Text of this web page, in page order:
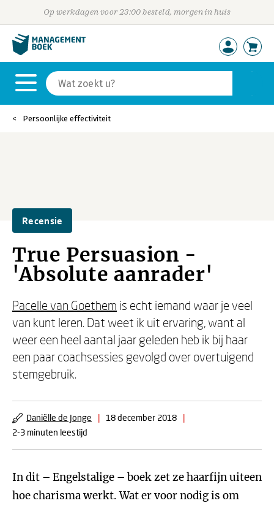
Op werkdagen voor 23:00 besteld, morgen in huis
Persoonlijke effectiviteit
Recensie
True Persuasion -
'Absolute aanrader'
Pacelle van Goethem is echt iemand waar je veel
van kunt leren. Dat weet ik uit ervaring, want al
weer een heel aantal jaar geleden heb ik bij haar
een paar coachsessies gevolgd over overtuigend
stemgebruik.
Daniëlle de Jonge | 18 december 2018
|
2-3 minuten leestijd
In dit – Engelstalige – boek zet ze haarfijn uiteen
hoe charisma werkt. Wat er voor nodig is om